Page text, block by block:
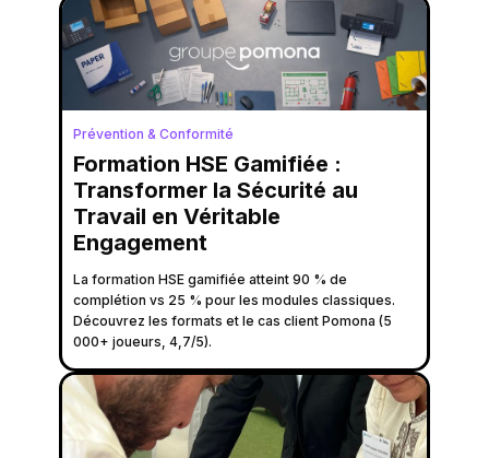
Prévention & Conformité
Formation HSE Gamifiée :
Transformer la Sécurité au
Travail en Véritable
Engagement
La formation HSE gamifiée atteint 90 % de
complétion vs 25 % pour les modules classiques.
Découvrez les formats et le cas client Pomona (5
000+ joueurs, 4,7/5).